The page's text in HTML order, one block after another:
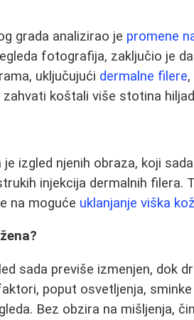
grada analizirao je promene
fotografija, zaključio je
uključujući dermalne filere
koštali više stotina
izgled njenih obraza, koji
injekcija dermalnih filera.
na moguće uklanjanje viška
sada previše izmenjen, dok
poput osvetljenja,
Bez obzira na mišljenja,